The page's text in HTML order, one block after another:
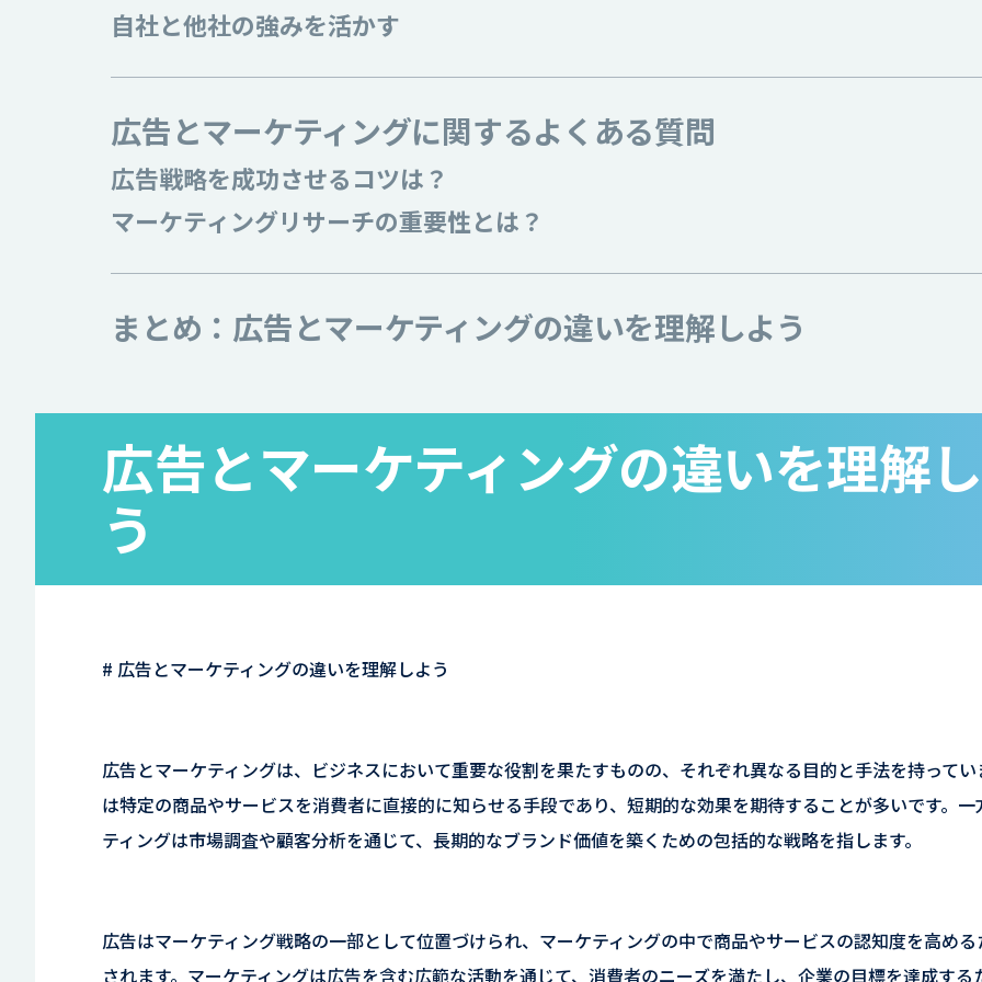
自社と他社の強みを活かす
広告とマーケティングに関するよくある質問
広告戦略を成功させるコツは？
マーケティングリサーチの重要性とは？
まとめ：広告とマーケティングの違いを理解しよう
広告とマーケティングの違いを理解
う
# 広告とマーケティングの違いを理解しよう
広告とマーケティングは、ビジネスにおいて重要な役割を果たすものの、それぞれ異なる目的と手法を持ってい
は特定の商品やサービスを消費者に直接的に知らせる手段であり、短期的な効果を期待することが多いです。
ティングは市場調査や顧客分析を通じて、長期的なブランド価値を築くための包括的な戦略を指します。
広告はマーケティング戦略の一部として位置づけられ、マーケティングの中で商品やサービスの認知度を高め
されます。マーケティングは広告を含む広範な活動を通じて、消費者のニーズを満たし、企業の目標を達成する